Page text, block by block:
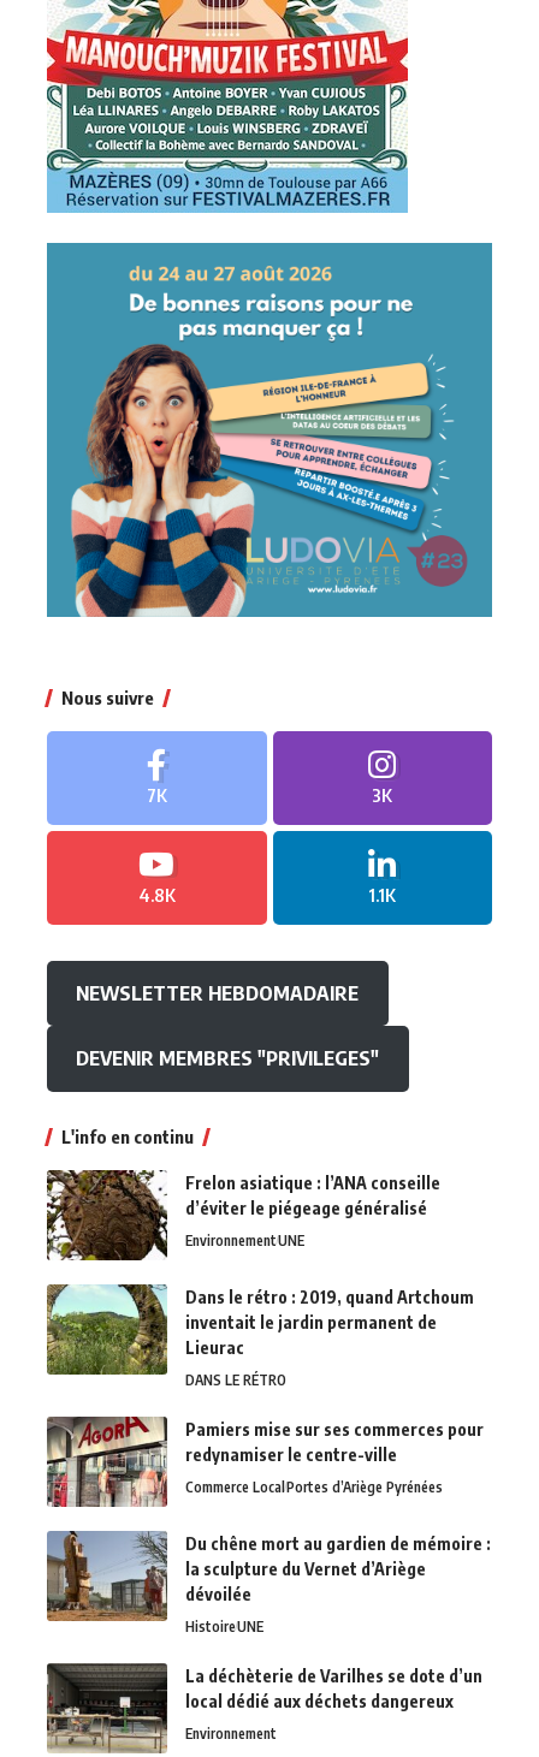
Nous suivre
7K 3K
4.8K 1.1K
NEWSLETTER HEBDOMADAIRE
DEVENIR MEMBRES "PRIVILEGES"
L'info en continu
Frelon asiatique : l’ANA conseille
d’éviter le piégeage généralisé
EnvironnementUNE
Dans le rétro : 2019, quand Artchoum
inventait le jardin permanent de
Lieurac
DANS LE RÉTRO
Pamiers mise sur ses commerces pour
redynamiser le centre-ville
Commerce LocalPortes d’Ariège Pyrénées
Du chêne mort au gardien de mémoire :
la sculpture du Vernet d’Ariège
dévoilée
HistoireUNE
La déchèterie de Varilhes se dote d’un
local dédié aux déchets dangereux
Environnement